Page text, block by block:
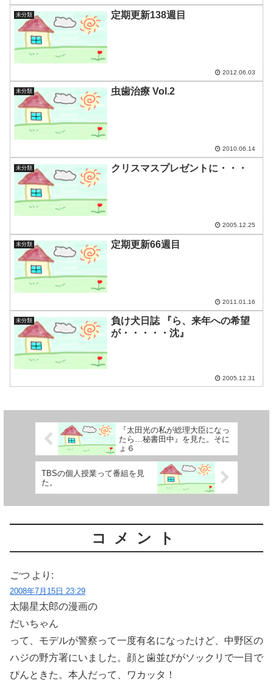
未分類 定期更新138週目
2012.06.03
未分類 虫歯治療 Vol.2
2010.06.14
未分類 クリスマスプレゼントに・・・
2005.12.25
未分類 定期更新66週目
2011.01.16
未分類
負け犬日誌 『ら、来年への希望
が・・・・・沈』
2005.12.31
『太田光の私が総理大臣になっ
たら…秘書田中』を見た。そに
ょ６
TBSの個人授業って番組を見
た。
コメント
ごつ より:
2008年7月15日 23:29
太陽星太郎の漫画の
だいちゃん
って、モデルが警察って一度有名になったけど、中野区の
ハジの野方署にいました。顔と歯並びがソックリで一目で
ぴんときた。本人だって、ワカッタ！